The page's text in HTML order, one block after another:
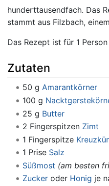
hunderttausendfach. Das
stammt aus Filzbach, einem
Das Rezept ist für 1
Zutaten
50 g Amarantkörner
100 g
25 g Butter
2 Fingerspitzen Zimt
1 Fingerspitze
1 Prise Salz
Süßmost (am besten
Zuckeroder Honig je